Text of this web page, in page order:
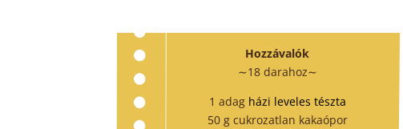
Hozzávalók
∼18 darahoz∼
1 adag házi leveles tészta
50 g cukrozatlan kakaópor